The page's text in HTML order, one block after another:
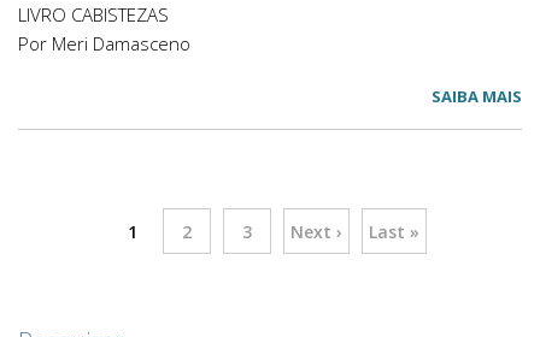
LIVRO CABISTEZAS
Por Meri Damasceno
SAIBA MAIS
1 2 3 Next › Last »